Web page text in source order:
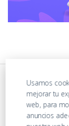
Usamos
mejorar tu
web, para
anuncios